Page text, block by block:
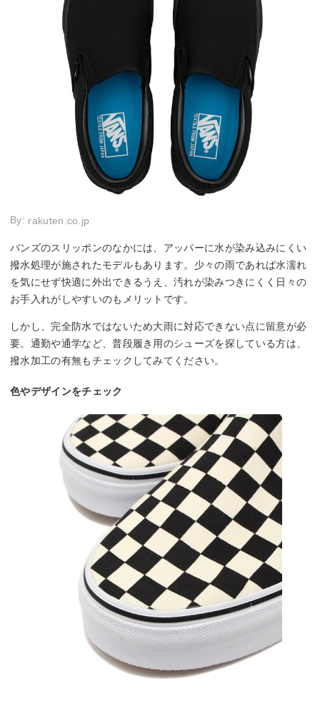
By: rakuten.co.jp
バンズのスリッポンのなかには、アッパーに水が染み込みにくい
撥水処理が施されたモデルもあります。少々の雨であれば水濡れ
を気にせず快適に外出できるうえ、汚れが染みつきにくく日々の
お手入れがしやすいのもメリットです。
しかし、完全防水ではないため大雨に対応できない点に留意が必
要。通勤や通学など、普段履き用のシューズを探している方は、
撥水加工の有無もチェックしてみてください。
色やデザインをチェック